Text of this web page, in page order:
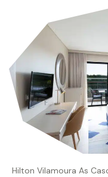
Hilton Vilamoura As